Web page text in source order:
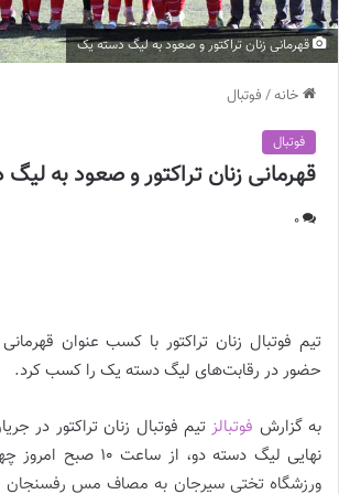
قهرمانی زنان تراکتور و صعود به لیگ دسته یک
خانه/ فوتبال
فوتبال
قهرمانی زنان تراکتور و صعود به
0
تیم فوتبال زنان تراکتور با کسب عنوان
حضور در رقابت‌های لیگ دسته یک را کسب کرد.
به گزارش فوتبالزتیم فوتبال زنان تراکتور در